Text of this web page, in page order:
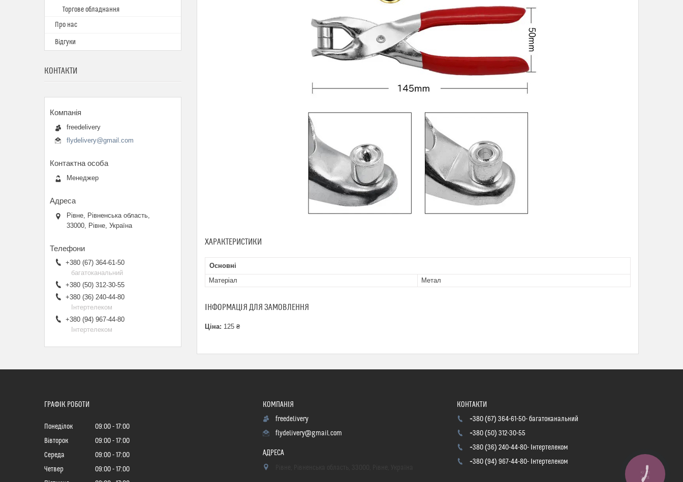
ХАРАКТЕРИСТИКИ
Основні
Матеріал
Метал
ІНФОРМАЦІЯ ДЛЯ ЗАМОВЛЕННЯ
Ціна: 125 ₴
Торгове обладнання
Про нас
Відгуки
КОНТАКТИ
freedelivery
flydelivery@gmail.com
Менеджер
Рівне, Рівненська область,
33000, Рівне, Україна
+380 (67) 364-61-50
багатоканальний
+380 (50) 312-30-55
+380 (36) 240-44-80
Інтертелеком
+380 (94) 967-44-80
Інтертелеком
ГРАФІК РОБОТИ
Понеділок 09:00
17:00
Вівторок
09:00
17:00
Середа
09:00
17:00
Четвер
09:00
17:00
freedelivery
flydelivery@gmail.com
+380 (67) 364-61-50 багатоканальний
+380 (50) 312-30-55
+380 (36) 240-44-80
Інтертелеком
+380 (94) 967-44-80
Інтертелеком
КНОПКА
ЗВ'ЯЗКУ